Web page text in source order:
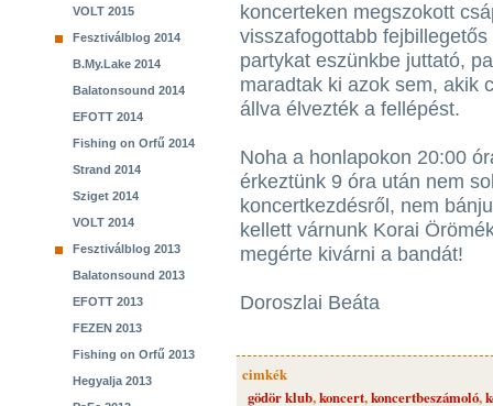
VOLT 2015
Fesztiválblog 2014
B.My.Lake 2014
Balatonsound 2014
EFOTT 2014
Fishing on Orfű 2014
Strand 2014
Sziget 2014
VOLT 2014
Fesztiválblog 2013
Balatonsound 2013
EFOTT 2013
FEZEN 2013
Fishing on Orfű 2013
Hegyalja 2013
koncerteken megszokott
visszafogottabb
partykat eszünkbe juttató,
maradtak ki azok sem, akik
állva élvezték a fellépést.
Noha a honlapokon 20:00
érkeztünk 9 óra után nem
koncertkezdésről, nem
kellett várnunk Korai
megérte kivárni a bandát!
Doroszlai Beáta
cimkék
gödör klub,koncert,koncertbeszámoló,